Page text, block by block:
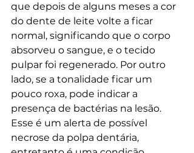
que depois de alguns meses a cor
do dente de leite volte a ficar
normal, significando que o corpo
absorveu o sangue, e o tecido
pulpar foi regenerado. Por outro
lado, se a tonalidade ficar um
pouco roxa, pode indicar a
presença de bactérias na lesão.
Esse é um alerta de possível
necrose da polpa dentária,